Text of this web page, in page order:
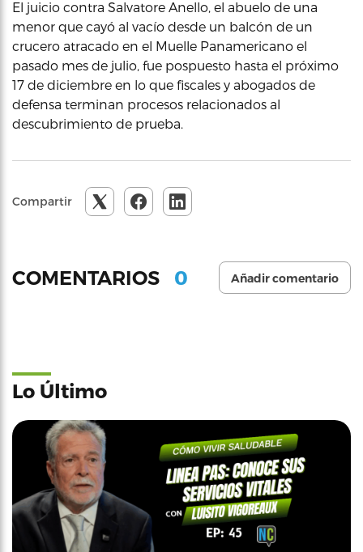
El juicio contra Salvatore Anello, el abuelo de una
menor que cayó al vacío desde un balcón de un
crucero atracado en el Muelle Panamericano el
pasado mes de julio, fue pospuesto hasta el próximo
17 de diciembre en lo que fiscales y abogados de
defensa terminan procesos relacionados al
descubrimiento de prueba.
Compartir
COMENTARIOS 0 Añadir comentario
Lo Último